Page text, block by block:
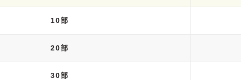
10部
20部
30部